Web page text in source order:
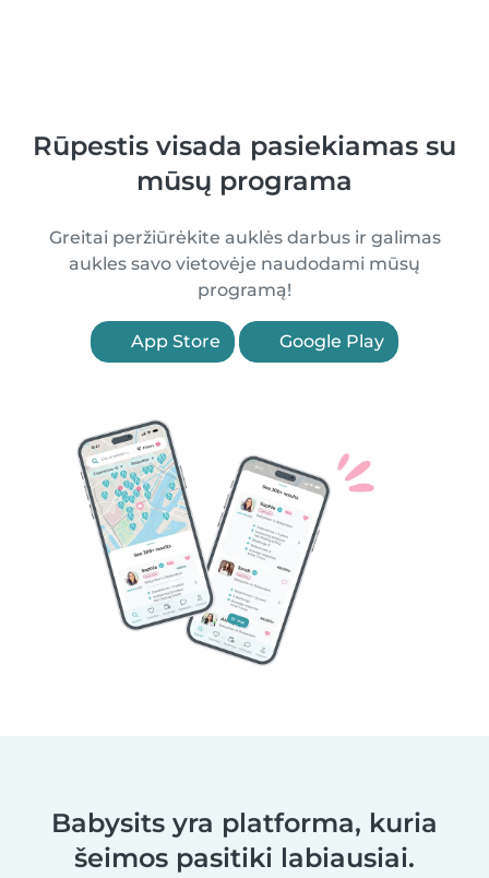
Rūpestis visada pasiekiamas su
mūsų programa
Greitai peržiūrėkite auklės darbus ir galimas
aukles savo vietovėje naudodami mūsų
programą!
App Store Google Play
Babysits yra platforma, kuria
šeimos pasitiki labiausiai.